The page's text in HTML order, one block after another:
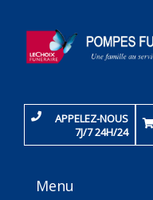
APPELEZ-NOUS
7J/7 24H/24
Menu